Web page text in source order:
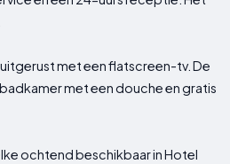
uitgerust met een flatscreen-tv. De
met een douche en gratis
ochtend beschikbaar in Hotel